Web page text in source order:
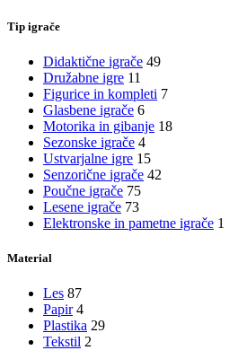
Tip igrače
Didaktične igrače 49
Družabne igre 11
Figurice in kompleti 7
Glasbene igrače 6
Motorika in gibanje 18
Sezonske igrače 4
Ustvarjalne igre 15
Senzorične igrače 42
Poučne igrače 75
Lesene igrače 73
Elektronske in pametne igrače 1
Material
Les 87
Papir 4
Plastika 29
Tekstil 2